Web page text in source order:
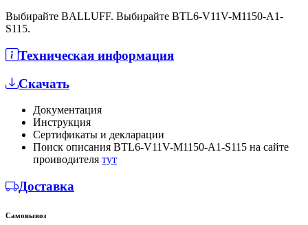
Выбирайте BALLUFF. Выбирайте BTL6-V11V-M1150-A1-
S115.
Техническая информация
Скачать
Документация
Инструкция
Сертификаты и декларации
Поиск описания BTL6-V11V-M1150-A1-S115 на сайте
проиводителя тут
Доставка
Самовывоз